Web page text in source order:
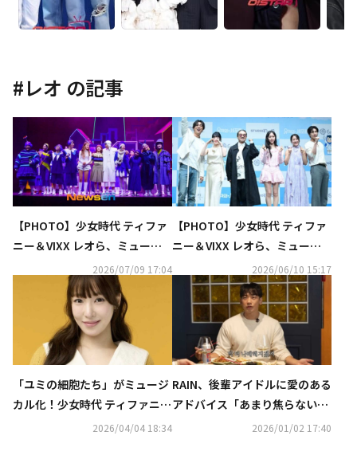
#レオ の記事
【PHOTO】少女時代 ティファ
ニー＆VIXX レオら、ミュージ
カル「ユミの細胞たち」プレス
コールに出席
2026/07/09 17:04
【PHOTO】少女時代 ティファ
ニー＆VIXX レオら、ミュージ
カル「ユミの細胞たち」制作発
表会に出席
2026/06/10 15:17
「ユミの細胞たち」がミュージ
カル化！少女時代 ティファニー
が主演に抜擢…ポスターは吉田
2026/04/04 18:34
RAIN、後輩アイドルに愛のある
アドバイス「あまり焦らない
で」（動画あり）2026/01/02 17:40